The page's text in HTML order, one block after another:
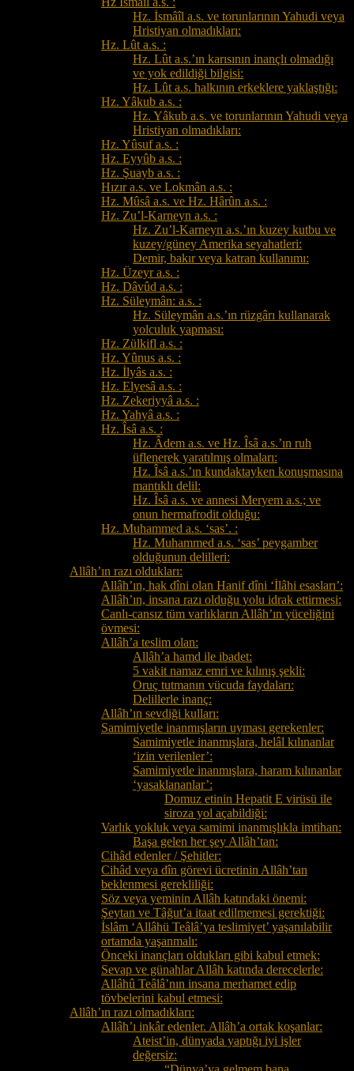
Hz. İsmâîl a.s. ve torunlarının Yahudi veya
Hristiyan olmadıkları:
Hz. Lût a.s. :
Hz. Lût a.s.’ın karısının inançlı olmadığı
ve yok edildiği bilgisi:
Hz. Lût a.s. halkının erkeklere yaklaştığı:
Hz. Yâkub a.s. :
Hz. Yâkub a.s. ve torunlarının Yahudi veya
Hristiyan olmadıkları:
Hz. Yûsuf a.s. :
Hz. Eyyûb a.s. :
Hz. Şuayb a.s. :
Hızır a.s. ve Lokmân a.s. :
Hz. Mûsâ a.s. ve Hz. Hârûn a.s. :
Hz. Zu’l-Karneyn a.s. :
Hz. Zu’l-Karneyn a.s.’ın kuzey kutbu ve
kuzey/güney Amerika seyahatleri:
Demir, bakır veya katran kullanımı:
Hz. Üzeyr a.s. :
Hz. Dâvûd a.s. :
Hz. Süleymân: a.s. :
Hz. Süleymân a.s.’ın rüzgârı kullanarak
yolculuk yapması:
Hz. Zülkifl a.s. :
Hz. Yûnus a.s. :
Hz. İlyâs a.s. :
Hz. Elyesâ a.s. :
Hz. Zekeriyyâ a.s. :
Hz. Yahyâ a.s. :
Hz. Îsâ a.s. :
Hz. Âdem a.s. ve Hz. Îsâ a.s.’ın ruh
üflenerek yaratılmış olmaları:
Hz. Îsâ a.s.’ın kundaktayken konuşmasına
mantıklı delil:
Hz. Îsâ a.s. ve annesi Meryem a.s.; ve
onun hermafrodit olduğu:
Hz. Muhammed a.s. ‘sas’. :
Hz. Muhammed a.s. ‘sas’ peygamber
olduğunun delilleri:
Allâh’ın razı oldukları:
Allâh’ın, hak dîni olan Hanif dîni ‘İlâhi esasları’:
Allâh’ın, insana razı olduğu yolu idrak ettirmesi:
Canlı-cansız tüm varlıkların Allâh’ın yüceliğini
övmesi:
Allâh’a teslim olan:
Allâh’a hamd ile ibadet:
5 vakit namaz emri ve kılınış şekli:
Oruç tutmanın vücuda faydaları:
Delillerle inanç:
Allâh’ın sevdiği kulları:
Samimiyetle inanmışların uyması gerekenler:
Samimiyetle inanmışlara, helâl kılınanlar
‘izin verilenler’:
Samimiyetle inanmışlara, haram kılınanlar
‘yasaklananlar’:
Domuz etinin Hepatit E virüsü ile
siroza yol açabildiği:
Varlık yokluk veya samimi inanmışlıkla imtihan:
Başa gelen her şey Allâh’tan:
Cihâd edenler / Şehitler:
Cihâd veya dîn görevi ücretinin Allâh’tan
beklenmesi gerekliliği:
Söz veya yeminin Allâh katındaki önemi:
Şeytan ve Tâğut’a itaat edilmemesi gerektiği:
İslâm ‘Allâhü Teâlâ’ya teslimiyet’ yaşanılabilir
ortamda yaşanmalı:
Önceki inançları oldukları gibi kabul etmek:
Sevap ve günahlar Allâh katında derecelerle:
Allâhû Teâlâ’nın insana merhamet edip
tövbelerini kabul etmesi:
Allâh’ın razı olmadıkları:
Allâh’ı inkâr edenler. Allâh’a ortak koşanlar:
Ateist’in, dünyada yaptığı iyi işler
değersiz: